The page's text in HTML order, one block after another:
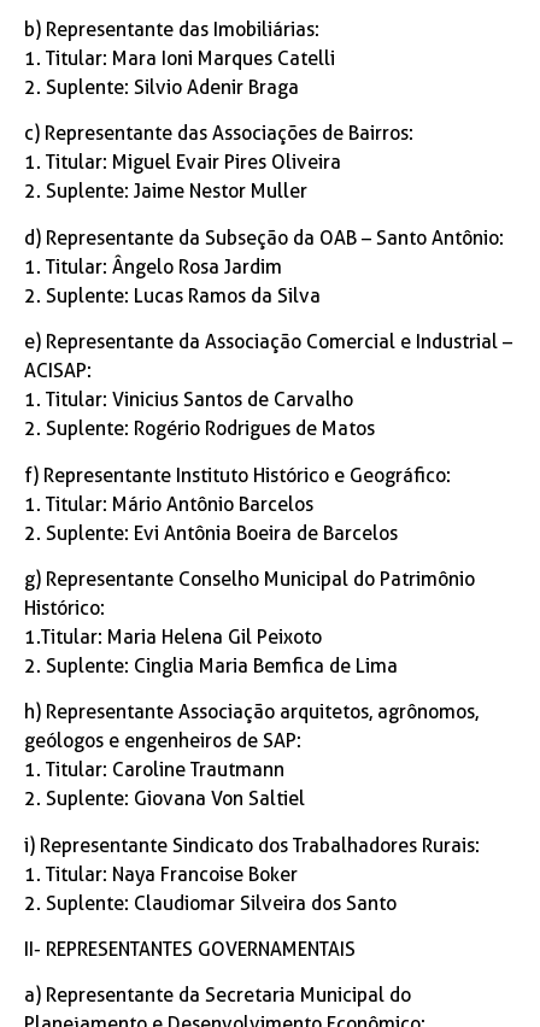
b) Representante das Imobiliárias:
1. Titular: Mara Ioni Marques Catelli
2. Suplente: Silvio Adenir Braga
c) Representante das Associações de Bairros:
1. Titular: Miguel Evair Pires Oliveira
2. Suplente: Jaime Nestor Muller
d) Representante da Subseção da OAB – Santo Antônio:
1. Titular: Ângelo Rosa Jardim
2. Suplente: Lucas Ramos da Silva
e) Representante da Associação Comercial e Industrial –
ACISAP:
1. Titular: Vinicius Santos de Carvalho
2. Suplente: Rogério Rodrigues de Matos
f) Representante Instituto Histórico e Geográfico:
1. Titular: Mário Antônio Barcelos
2. Suplente: Evi Antônia Boeira de Barcelos
g) Representante Conselho Municipal do Patrimônio
Histórico:
1.Titular: Maria Helena Gil Peixoto
2. Suplente: Cinglia Maria Bemfica de Lima
h) Representante Associação arquitetos, agrônomos,
geólogos e engenheiros de SAP:
1. Titular: Caroline Trautmann
2. Suplente: Giovana Von Saltiel
i) Representante Sindicato dos Trabalhadores Rurais:
1. Titular: Naya Francoise Boker
2. Suplente: Claudiomar Silveira dos Santo
II- REPRESENTANTES GOVERNAMENTAIS
a) Representante da Secretaria Municipal do